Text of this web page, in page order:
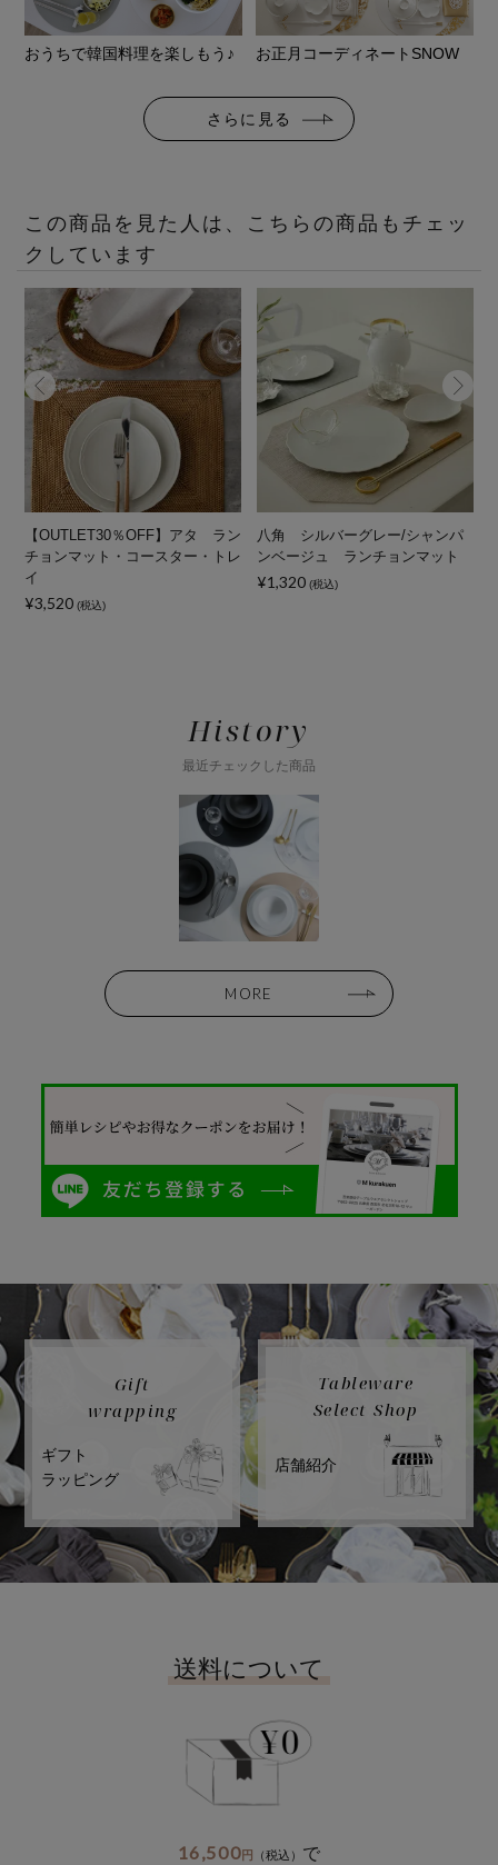
おうちで韓国料理を楽しもう♪ お正月コーディネートSNOW
さらに見る
この商品を見た人は、こちらの商品もチェッ
クしています
【OUTLET30％OFF】アタ ラン
チョンマット・コースター・トレ
イ
¥3,520 (税込)
八角 シルバーグレー/シャンパ
ンベージュ ランチョンマット
¥1,320 (税込)
History
最近チェックした商品
MORE
Gift
wrapping
ギフト
ラッピング
Tableware
Select Shop
店舗紹介
送料について
16,500円 （税込） で